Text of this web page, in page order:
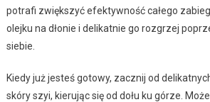
potrafi zwiększyć efektywność całego
olejku na dłonie i delikatnie go rozgrzej
siebie.
Kiedy już jesteś gotowy, zacznij od
skóry szyi, kierując się od dołu ku górze.